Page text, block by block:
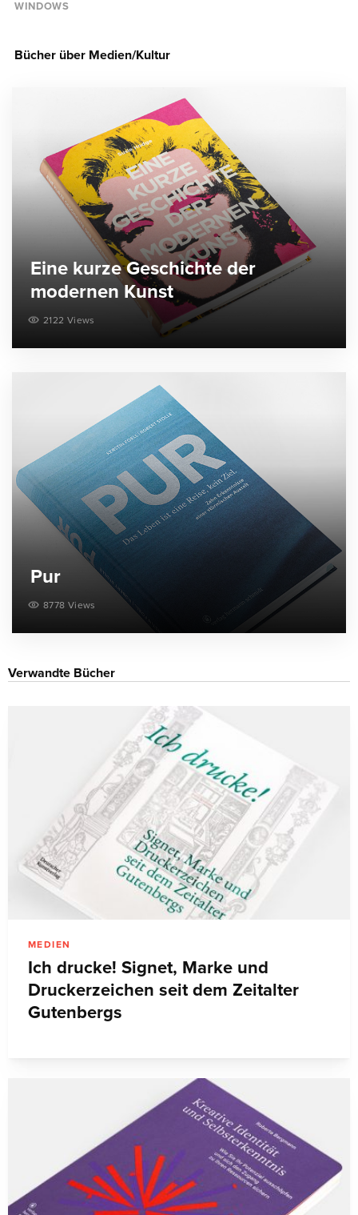
WINDOWS
Bücher über Medien/Kultur
Eine kurze Geschichte der
modernen Kunst
2122 Views
Pur
8778 Views
Verwandte Bücher
MEDIEN
Ich drucke! Signet, Marke und
Druckerzeichen seit dem Zeitalter
Gutenbergs